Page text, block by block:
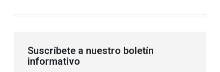
Suscríbete a nuestro boletín
informativo